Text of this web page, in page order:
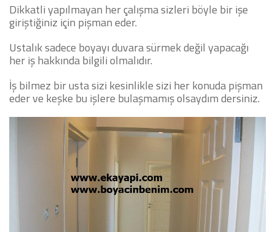
Dikkatli yapılmayan her çalışma sizleri böyle bir işe
giriştiğiniz için pişman eder.
Ustalık sadece boyayı duvara sürmek değil yapacağı
her iş hakkında bilgili olmalıdır.
İş bilmez bir usta sizi kesinlikle sizi her konuda pişman
eder ve keşke bu işlere bulaşmamış olsaydım dersiniz.